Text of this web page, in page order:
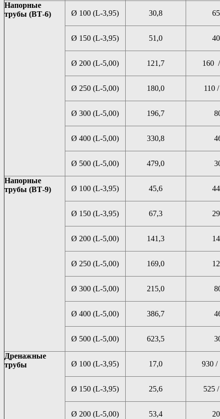
Напорные
трубы (ВТ-6)
Ø 100 (L-3,95) 30,8
Ø 150 (L-3,95) 51,0
Ø 200 (L-5,00) 121,7 160
Ø 250 (L-5,00) 180,0 110
Ø 300 (L-5,00) 196,7
Ø 400 (L-5,00) 330,8
Ø 500 (L-5,00) 479,0
Напорные
трубы (ВТ-9)
Ø 100 (L-3,95) 45,6
Ø 150 (L-3,95) 67,3
Ø 200 (L-5,00) 141,3
Ø 250 (L-5,00) 169,0
Ø 300 (L-5,00) 215,0
Ø 400 (L-5,00) 386,7
Ø 500 (L-5,00) 623,5
Дренажные
трубы
Ø 100 (L-3,95) 17,0 930 /
Ø 150 (L-3,95) 25,6 525
Ø 200 (L-5,00) 53,4